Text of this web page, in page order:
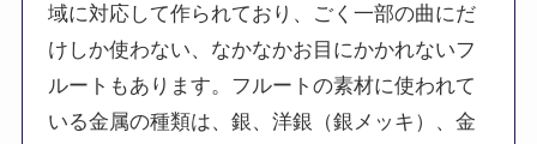
域に対応して作られており、ごく一部の曲にだ
けしか使わない、なかなかお目にかかれないフ
ルートもあります。フルートの素材に使われて
いる金属の種類は、銀、洋銀（銀メッキ）、金